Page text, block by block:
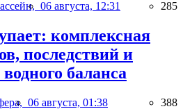
06 августа, 12:31 285
комплексная
последствий и
баланса
06 августа, 01:38 388